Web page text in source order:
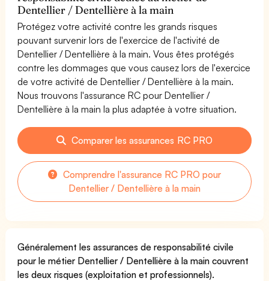
Dentellier / Dentellière à la main
Protégez votre activité contre les grands risques
pouvant survenir lors de l'exercice de l'activité de
Dentellier / Dentellière à la main. Vous êtes protégés
contre les dommages que vous causez lors de l'exercice
de votre activité de Dentellier / Dentellière à la main.
Nous trouvons l'assurance RC pour Dentellier /
Dentellière à la main la plus adaptée à votre situation.
Comparer les assurances RC PRO
Comprendre l'assurance RC PRO pour
Dentellier / Dentellière à la main
Généralement les assurances de responsabilité civile
pour le métier Dentellier / Dentellière à la main couvrent
les deux risques (exploitation et professionnels).